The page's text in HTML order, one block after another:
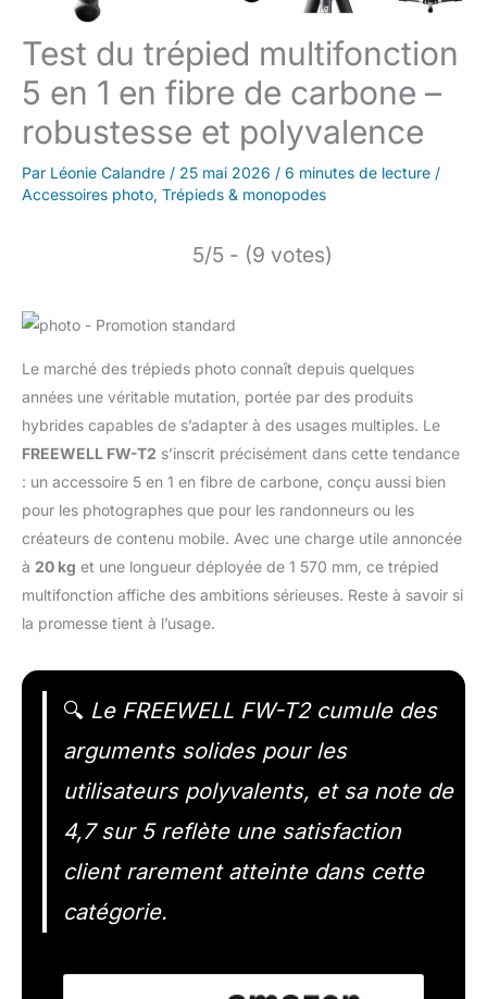
Test du trépied multifonction
5 en 1 en fibre de carbone –
robustesse et polyvalence
Par Léonie Calandre / 25 mai 2026 / 6 minutes de lecture /
Accessoires photo, Trépieds & monopodes
5/5 - (9 votes)
Le marché des trépieds photo connaît depuis quelques
années une véritable mutation, portée par des produits
hybrides capables de s’adapter à des usages multiples. Le
FREEWELL FW-T2 s’inscrit précisément dans cette tendance
: un accessoire 5 en 1 en fibre de carbone, conçu aussi bien
pour les photographes que pour les randonneurs ou les
créateurs de contenu mobile. Avec une charge utile annoncée
à 20 kg et une longueur déployée de 1 570 mm, ce trépied
multifonction affiche des ambitions sérieuses. Reste à savoir si
la promesse tient à l’usage.
🔍 Le FREEWELL FW-T2 cumule des
arguments solides pour les
utilisateurs polyvalents, et sa note de
4,7 sur 5 reflète une satisfaction
client rarement atteinte dans cette
catégorie.